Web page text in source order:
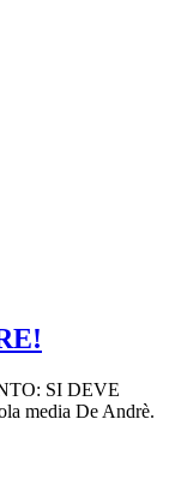
SI DEVE
media De Andrè.